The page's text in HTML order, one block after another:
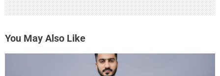
You May Also Like